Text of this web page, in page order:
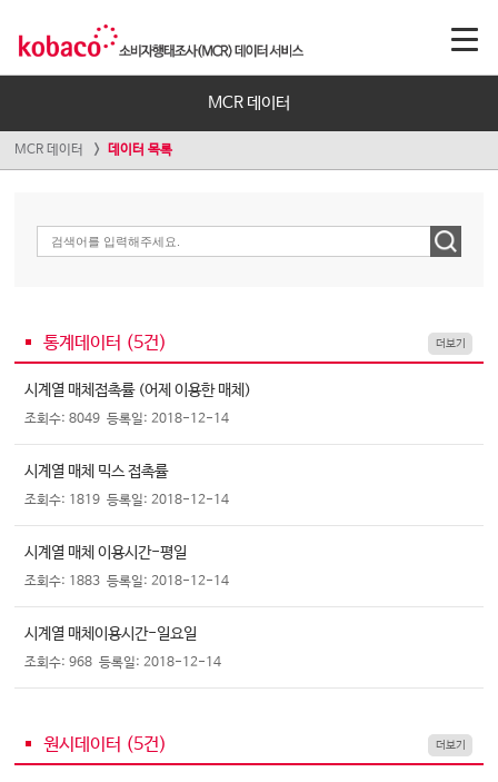
MCR 데이터
MCR 데이터 데이터 목록
통계데이터 (5건) 더보기
시계열 매체접촉률 (어제 이용한 매체)
조회수: 8049 등록일: 2018-12-14
시계열 매체 믹스 접촉률
조회수: 1819 등록일: 2018-12-14
시계열 매체 이용시간-평일
조회수: 1883 등록일: 2018-12-14
시계열 매체이용시간-일요일
조회수: 968 등록일: 2018-12-14
원시데이터 (5건) 더보기